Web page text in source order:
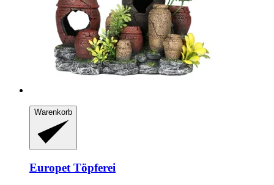
Warenkorb
EuropetTöpferei